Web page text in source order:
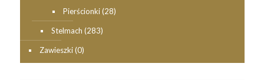
Pierścionki (28)
Stelmach (283)
Zawieszki (0)